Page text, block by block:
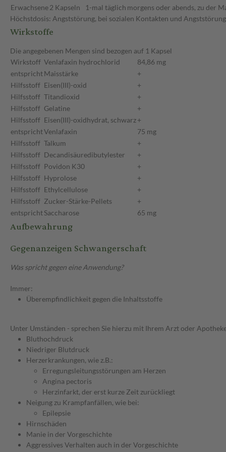
Erwachsene2 Kapseln 1-mal täglich morgens oder abends, zu der
Höchstdosis: Angststörung, bei sozialen Kontakten und
Wirkstoffe
Die angegebenen Mengen sind bezogen auf 1 Kapsel
Wirkstoff Venlafaxin hydrochlorid
84,86 mg
entsprichtMaisstärke
+
Hilfsstoff Eisen(III)-oxid
+
Hilfsstoff Titandioxid
+
Hilfsstoff Gelatine
+
Hilfsstoff Eisen(III)-oxidhydrat, schwarz+
entsprichtVenlafaxin
75 mg
Hilfsstoff Talkum
+
Hilfsstoff Decandisäuredibutylester
+
Hilfsstoff Povidon K30
+
Hilfsstoff Hyprolose
+
Hilfsstoff Ethylcellulose
+
Hilfsstoff Zucker-Stärke-Pellets
+
entsprichtSaccharose 65 mg
Aufbewahrung
Gegenanzeigen Schwangerschaft
Was spricht gegen eine Anwendung?
Immer:
Überempfindlichkeit gegen die Inhaltsstoffe
Unter Umständen - sprechen Sie hierzu mit Ihrem Arzt oder
Bluthochdruck
Niedriger Blutdruck
Herzerkrankungen, wie z.B.:
Erregungsleitungsstörungen am Herzen
Angina pectoris
Herzinfarkt, der erst kurze Zeit zurückliegt
Neigung zu Krampfanfällen, wie bei:
Epilepsie
Hirnschäden
Manie in der Vorgeschichte
Aggressives Verhalten auch in der Vorgeschichte